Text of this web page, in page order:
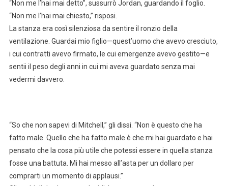
“Non me l’hai mai detto”, sussurrò Jordan, guardando il foglio.
“Non me l’hai mai chiesto,” risposi.
La stanza era così silenziosa da sentire il ronzio della
ventilazione. Guardai mio figlio—quest’uomo che avevo cresciuto,
i cui contratti avevo firmato, le cui emergenze avevo gestito—e
sentii il peso degli anni in cui mi aveva guardato senza mai
vedermi davvero.
“So che non sapevi di Mitchell,” gli dissi. “Non è questo che ha
fatto male. Quello che ha fatto male è che mi hai guardato e hai
pensato che la cosa più utile che potessi essere in quella stanza
fosse una battuta. Mi hai messo all’asta per un dollaro per
comprarti un momento di applausi.”